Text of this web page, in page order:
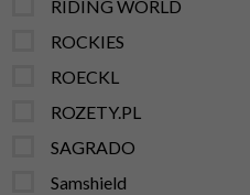
RIDING WORLD
ROCKIES
ROECKL
ROZETY.PL
SAGRADO
Samshield